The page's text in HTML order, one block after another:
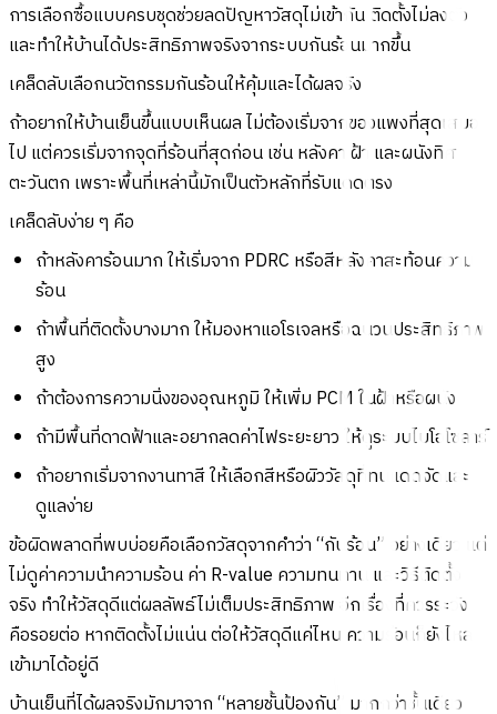
การเลือกซื้อแบบครบชุดช่วยลดปัญหาวัสดุไม่เข้ากัน ติดตั้งไม่ลงตัว
และทำให้บ้านได้ประสิทธิภาพจริงจากระบบกันร้อนมากขึ้น
เคล็ดลับเลือกนวัตกรรมกันร้อนให้คุ้มและได้ผลจริง
ถ้าอยากให้บ้านเย็นขึ้นแบบเห็นผล ไม่ต้องเริ่มจากของแพงที่สุดเสมอ
ไป แต่ควรเริ่มจากจุดที่ร้อนที่สุดก่อน เช่น หลังคา ฝ้า และผนังทิศ
ตะวันตก เพราะพื้นที่เหล่านี้มักเป็นตัวหลักที่รับแดดตรง
เคล็ดลับง่าย ๆ คือ
ถ้าหลังคาร้อนมาก ให้เริ่มจาก PDRC หรือสีหลังคาสะท้อนความ
ร้อน
ถ้าพื้นที่ติดตั้งบางมาก ให้มองหาแอโรเจลหรือฉนวนประสิทธิภาพ
สูง
ถ้าต้องการความนิ่งของอุณหภูมิ ให้เพิ่ม PCM ในฝ้าหรือผนัง
ถ้ามีพื้นที่ดาดฟ้าและอยากลดค่าไฟระยะยาว ให้ดูระบบไบโอโซลาร์
ถ้าอยากเริ่มจากงานทาสี ให้เลือกสีหรือผิววัสดุที่ทนแดดจัดและ
ดูแลง่าย
ข้อผิดพลาดที่พบบ่อยคือเลือกวัสดุจากคำว่า “กันร้อน” อย่างเดียว แต่
ไม่ดูค่าความนำความร้อน ค่า R-value ความทนทาน และวิธีติดตั้ง
จริง ทำให้วัสดุดีแต่ผลลัพธ์ไม่เต็มประสิทธิภาพ อีกเรื่องที่ควรระวัง
คือรอยต่อ หากติดตั้งไม่แน่น ต่อให้วัสดุดีแค่ไหน ความร้อนก็ยังไหล
เข้ามาได้อยู่ดี
บ้านเย็นที่ได้ผลจริงมักมาจาก “หลายชั้นป้องกัน” มากกว่าชั้นเดียว